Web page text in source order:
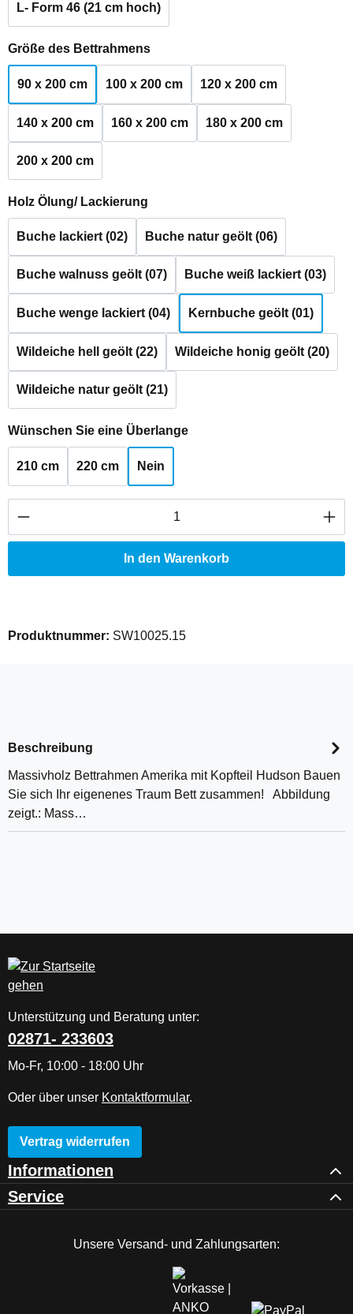
L- Form 46 (21 cm hoch)
Größe des Bettrahmensauswählen
90 x 200 cm 100 x 200 cm 120 x 200 cm
140 x 200 cm 160 x 200 cm 180 x 200 cm
200 x 200 cm
Holz Ölung/ Lackierung
Buche lackiert (02) Buche natur geölt (06)
Buche walnuss geölt (07) Buche weiß lackiert (03)
Buche wenge lackiert (04) Kernbuche geölt (01)
Wildeiche hell geölt (22) Wildeiche honig geölt (20)
Wildeiche natur geölt (21)
Wünschen Sie eine Überlangeauswählen
210 cm 220 cm Nein
Produkt Anzahl: Gib den gewünschten
In den Warenkorb
Produktnummer: SW10025.15
Beschreibung
Massivholz Bettrahmen Amerika mit Kopfteil Hudson Bauen
Sie sich Ihr eigenenes Traum Bett zusammen! Abbildung
zeigt.: Mass…
Unterstützung und Beratung unter:
02871- 233603
Mo-Fr, 10:00 - 18:00 Uhr
Oder über unser Kontaktformular.
Vertrag widerrufen
Informationen
Service
Unsere Versand- und Zahlungsarten: